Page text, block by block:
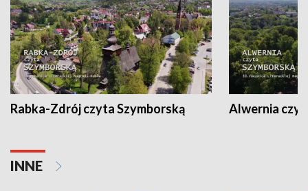
Rabka-Zdrój czyta Szymborską Alwernia
INNE